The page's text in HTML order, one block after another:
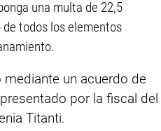
una multa de 22,5
todos los elementos